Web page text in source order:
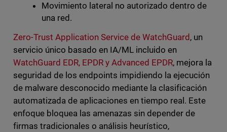
Movimiento lateral no autorizado dentro de
una red.
Zero-Trust Application Service de WatchGuard , un
servicio único basado en IA/ML incluido en
WatchGuard EDR, EPDR y Advanced EPDR, mejora la
seguridad de los endpoints impidiendo la ejecución
de malware desconocido mediante la clasificación
automatizada de aplicaciones en tiempo real. Este
enfoque bloquea las amenazas sin depender de
firmas tradicionales o análisis heurístico,